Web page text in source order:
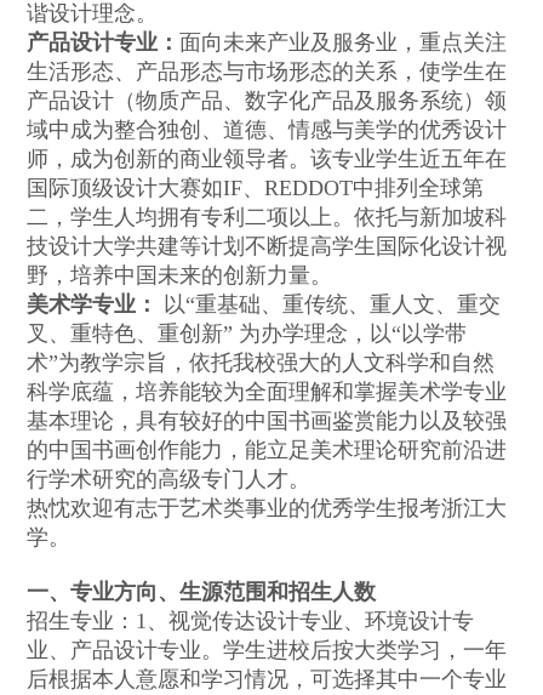
谐设计理念。
产品设计专业： 面向未来产业及服务业，重点关注
生活形态、产品形态与市场形态的关系，使学生在
产品设计（物质产品、数字化产品及服务系统）领
域中成为整合独创、道德、情感与美学的优秀设计
师，成为创新的商业领导者。该专业学生近五年在
国际顶级设计大赛如IF、REDDOT中排列全球第
二，学生人均拥有专利二项以上。依托与新加坡科
技设计大学共建等计划不断提高学生国际化设计视
野，培养中国未来的创新力量。
美术学专业：
以“重基础、重传统、重人文、重交
叉、重特色、重创新” 为办学理念，以“以学带
术”为教学宗旨，依托我校强大的人文科学和自然
科学底蕴，培养能较为全面理解和掌握美术学专业
基本理论，具有较好的中国书画鉴赏能力以及较强
的中国书画创作能力，能立足美术理论研究前沿进
行学术研究的高级专门人才。
热忱欢迎有志于艺术类事业的优秀学生报考浙江大
学。
一、专业方向、生源范围和招生人数
招生专业：1、视觉传达设计专业、环境设计专
业、产品设计专业。学生进校后按大类学习，一年
后根据本人意愿和学习情况，可选择其中一个专业